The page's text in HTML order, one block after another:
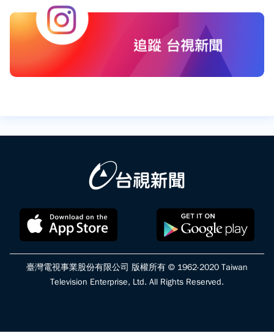
臺灣電視事業股份有限公司 版權所有 © 1962-2020 Taiwan
Television Enterprise, Ltd. All Rights Reserved.